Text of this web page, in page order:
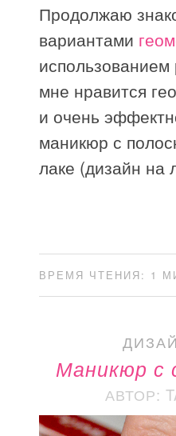
Продолжаю
вариантами
мне нравится
и очень
маникюр с
лаке (дизайн на
ВРЕМЯ ЧТЕНИЯ: 1
Маникюр с
АВТОР: